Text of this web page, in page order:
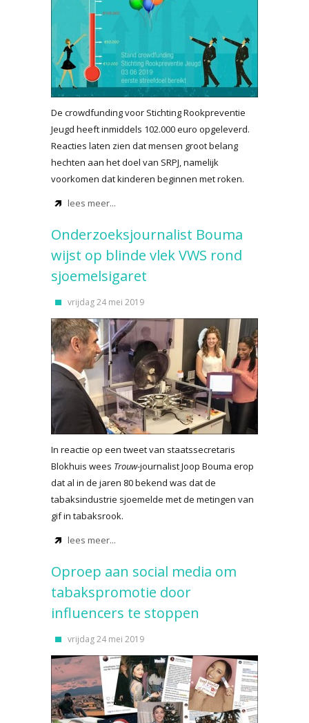
De crowdfunding voor Stichting Rookpreventie
Jeugd heeft inmiddels 102.000 euro opgeleverd.
Reacties laten zien dat mensen groot belang
hechten aan het doel van SRPJ, namelijk
voorkomen dat kinderen beginnen met roken.
lees meer...
Onderzoeksjournalist Bouma
wijst op blinde vlek VWS rond
sjoemelsigaret
vrijdag 24 mei 2019
In reactie op een tweet van staatssecretaris
Blokhuis wees Trouw-journalist Joop Bouma erop
dat al in de jaren 80 bekend was dat de
tabaksindustrie sjoemelde met de metingen van
gif in tabaksrook.
lees meer...
Oproep aan social media om
tabakspromotie door
influencers te stoppen
vrijdag 24 mei 2019